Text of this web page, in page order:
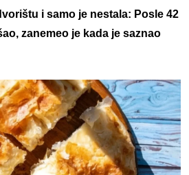
i samo je nestala: Posle 42
zanemeo je kada je saznao